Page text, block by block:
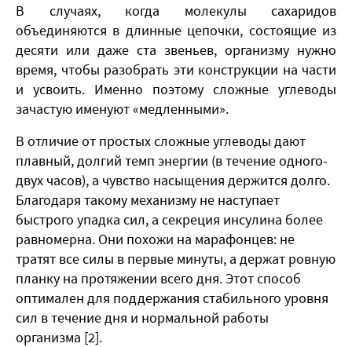
​В случаях, когда молекулы сахаридов
объединяются в длинные цепочки, состоящие из
десяти или даже ста звеньев, организму нужно
время, чтобы разобрать эти конструкции на части
и усвоить. Именно поэтому сложные углеводы
зачастую именуют «медленными».
В отличие от простых сложные углеводы дают
плавный, долгий темп энергии (в течение одного-
двух часов), а чувство насыщения держится долго.
Благодаря такому механизму не наступает
быстрого упадка сил, а секреция инсулина более
равномерна. Они похожи на марафонцев: не
тратят все силы в первые минуты, а держат ровную
планку на протяжении всего дня. Этот способ
оптимален для поддержания стабильного уровня
сил в течение дня и нормальной работы
организма [2].